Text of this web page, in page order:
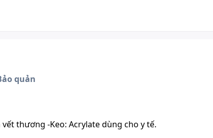
quản
thương -Keo: Acrylate dùng cho y tế.